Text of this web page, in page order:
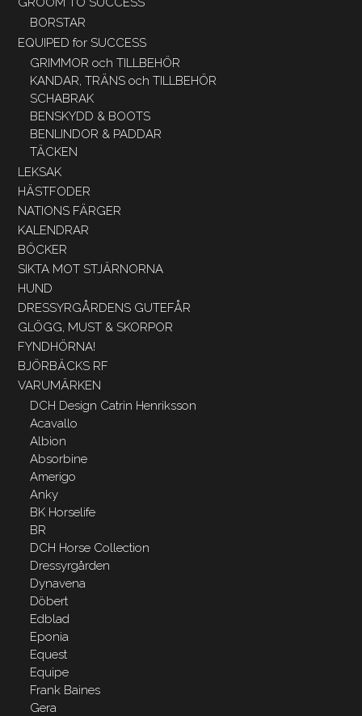
BORSTAR
EQUIPED for SUCCESS
GRIMMOR och TILLBEHÖR
KANDAR, TRÄNS och TILLBEHÖR
SCHABRAK
BENSKYDD & BOOTS
BENLINDOR & PADDAR
TÄCKEN
LEKSAK
HÄSTFODER
NATIONS FÄRGER
KALENDRAR
BÖCKER
SIKTA MOT STJÄRNORNA
HUND
DRESSYRGÅRDENS GUTEFÅR
GLÖGG, MUST & SKORPOR
FYNDHÖRNA!
BJÖRBÄCKS RF
VARUMÄRKEN
DCH Design Catrin Henriksson
Acavallo
Albion
Absorbine
Amerigo
Anky
BK Horselife
BR
DCH Horse Collection
Dressyrgården
Dynavena
Döbert
Edblad
Eponia
Equest
Equipe
Frank Baines
Gera